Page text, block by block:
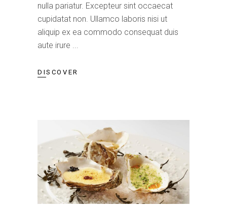
nulla pariatur. Excepteur sint occaecat
cupidatat non. Ullamco laboris nisi ut
aliquip ex ea commodo consequat duis
aute irure
DISCOVER